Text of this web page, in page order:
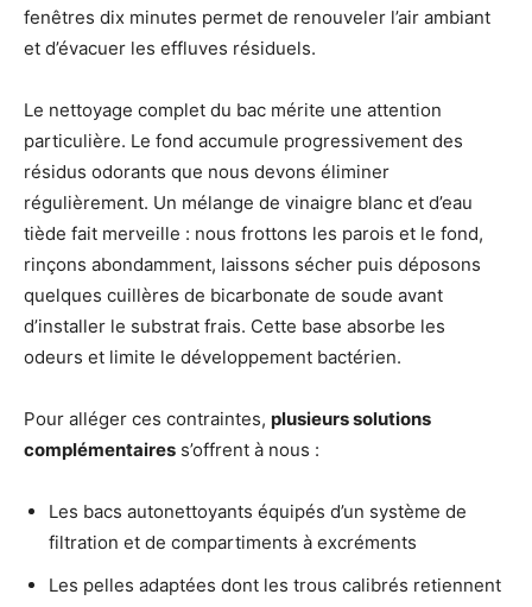
fenêtres dix minutes permet de renouveler l’air ambiant
et d’évacuer les effluves résiduels.
Le nettoyage complet du bac mérite une attention
particulière. Le fond accumule progressivement des
résidus odorants que nous devons éliminer
régulièrement. Un mélange de vinaigre blanc et d’eau
tiède fait merveille : nous frottons les parois et le fond,
rinçons abondamment, laissons sécher puis déposons
quelques cuillères de bicarbonate de soude avant
d’installer le substrat frais. Cette base absorbe les
odeurs et limite le développement bactérien.
Pour alléger ces contraintes, plusieurs solutions
complémentaires s’offrent à nous :
Les bacs autonettoyants équipés d’un système de
filtration et de compartiments à excréments
Les pelles adaptées dont les trous calibrés retiennent